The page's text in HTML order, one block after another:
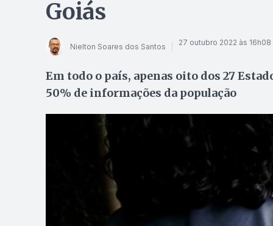
Goiás
Nielton Soares dos Santos 27 outubro 2022 às 16h08
Em todo o país, apenas oito dos 27
50% de informações da população